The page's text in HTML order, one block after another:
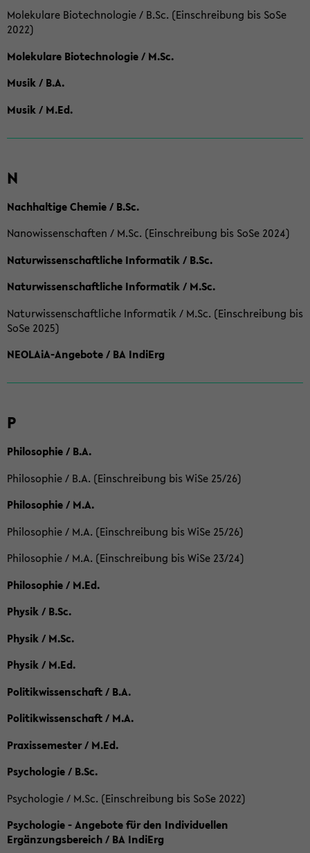
Molekulare Biotechnologie / B.Sc. (Einschreibung bis SoSe
2022)
Molekulare Biotechnologie / M.Sc.
Musik / B.A.
Musik / M.Ed.
N
Nachhaltige Chemie / B.Sc.
Nanowissenschaften / M.Sc. (Einschreibung bis SoSe 2024)
Naturwissenschaftliche Informatik / B.Sc.
Naturwissenschaftliche Informatik / M.Sc.
Naturwissenschaftliche Informatik / M.Sc. (Einschreibung bis
SoSe 2025)
NEOLAiA-Angebote / BA IndiErg
P
Philosophie / B.A.
Philosophie / B.A. (Einschreibung bis WiSe 25/26)
Philosophie / M.A.
Philosophie / M.A. (Einschreibung bis WiSe 25/26)
Philosophie / M.A. (Einschreibung bis WiSe 23/24)
Philosophie / M.Ed.
Physik / B.Sc.
Physik / M.Sc.
Physik / M.Ed.
Politikwissenschaft / B.A.
Politikwissenschaft / M.A.
Praxissemester / M.Ed.
Psychologie / B.Sc.
Psychologie / M.Sc. (Einschreibung bis SoSe 2022)
Psychologie - Angebote für den Individuellen
Ergänzungsbereich / BA IndiErg